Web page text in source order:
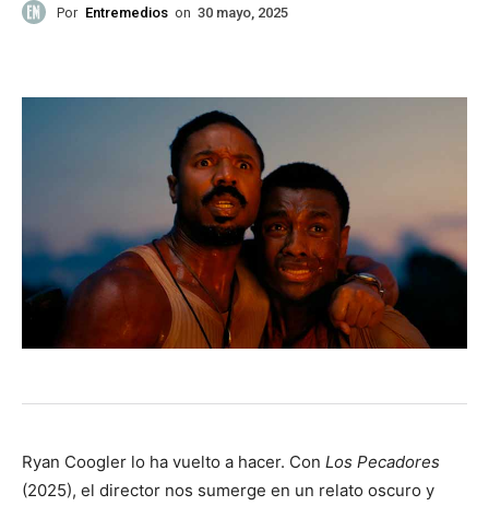
Por Entremedios on 30 mayo, 2025
Ryan Coogler lo ha vuelto a hacer. Con Los Pecadores
(2025), el director nos sumerge en un relato oscuro y